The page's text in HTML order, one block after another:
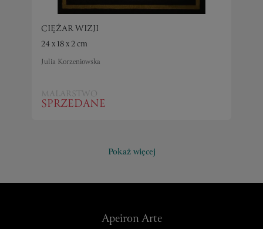
CIĘŻAR WIZJI
24 x 18 x 2 cm
Julia Korzeniowska
MALARSTWO
SPRZEDANE
Pokaż więcej
Apeiron Arte